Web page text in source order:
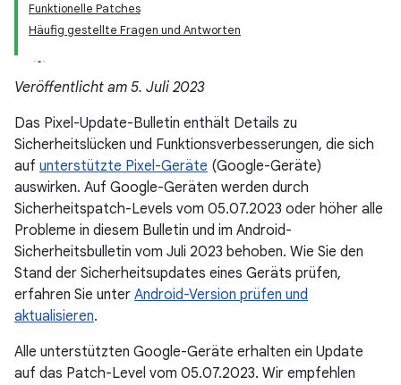
Funktionelle Patches
Häufig gestellte Fragen und Antworten
Veröffentlicht am 5. Juli 2023
Das Pixel-Update-Bulletin enthält Details zu
Sicherheitslücken und Funktionsverbesserungen, die sich
auf unterstützte Pixel-Geräte (Google-Geräte)
auswirken. Auf Google-Geräten werden durch
Sicherheitspatch-Levels vom 05.07.2023 oder höher alle
Probleme in diesem Bulletin und im Android-
Sicherheitsbulletin vom Juli 2023 behoben. Wie Sie den
Stand der Sicherheitsupdates eines Geräts prüfen,
erfahren Sie unter Android-Version prüfen und
aktualisieren.
Alle unterstützten Google-Geräte erhalten ein Update
auf das Patch-Level vom 05.07.2023. Wir empfehlen